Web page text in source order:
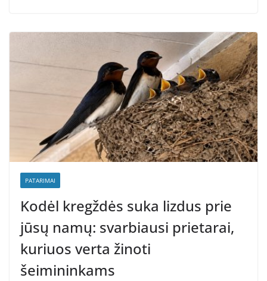
PATARIMAI
Kodėl kregždės suka lizdus prie
jūsų namų: svarbiausi prietarai,
kuriuos verta žinoti
šeimininkams